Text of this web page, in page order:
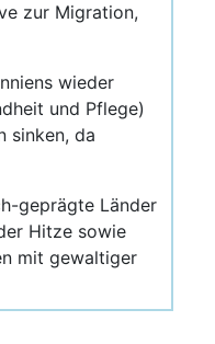
zur Migration,
wieder
und Pflege)
sinken, da
geprägte Länder
Hitze sowie
mit gewaltiger